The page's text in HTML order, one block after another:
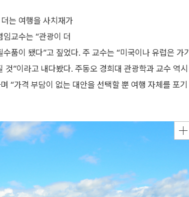
는 여행을 사치재가
교수는 “관광이 더
품이 됐다”고 짚었다. 주 교수는 “미국이나 유럽은 가기
”이라고 내다봤다. 주동오 경희대 관광학과 교수 역시
“가격 부담이 없는 대안을 선택할 뿐 여행 자체를 포기